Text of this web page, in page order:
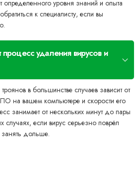
определенного уровня знаний и опыта
к специалисту, если вы
удаления вирусов и
в большинстве случаев зависит от
на вашем компьютере и скорости его
занимает от нескольких минут до пары
если вирус серьезно поврёл
дольше.